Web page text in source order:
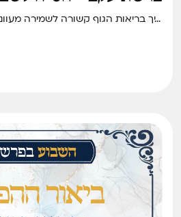
איך בריאות הגוף קשורה לשמירה